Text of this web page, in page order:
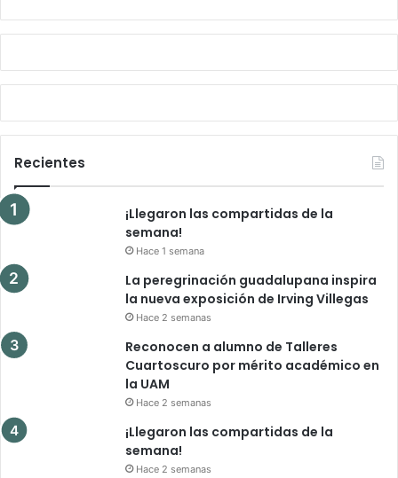
Recientes
¡Llegaron las compartidas de la
semana!
Hace 1 semana
La peregrinación guadalupana inspira
la nueva exposición de Irving Villegas
Hace 2 semanas
Reconocen a alumno de Talleres
Cuartoscuro por mérito académico en
la UAM
Hace 2 semanas
¡Llegaron las compartidas de la
semana!
Hace 2 semanas